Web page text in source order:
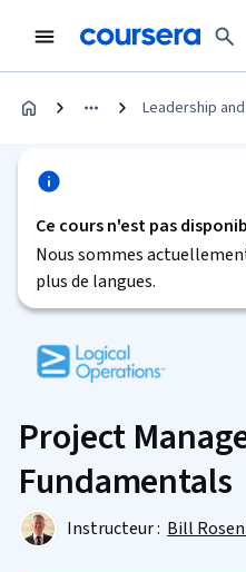
Leadership
Ce cours n'est pas
Nous sommes
plus de langues.
Project
Fundamentals
Instructeur : Bill